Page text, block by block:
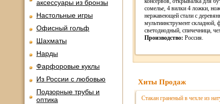
аксессуары из бронзы
Настольные игры
Офисный гольф
Шахматы
Нарды
Фарфоровые куклы
Из России с любовью
Подзорные трубы и
оптика
сомелье, 4 вилки 4 ложки,
нержавеющей стали с
мультиинструмент складной,
светодиодный, спичечница,
Производство: Россия.
Хиты Продаж
Стакан граненый в чехле из